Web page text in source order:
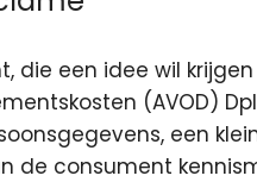
die een idee wil
(AVOD)
een
de consument